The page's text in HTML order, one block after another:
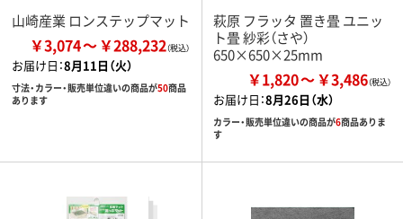
山崎産業 ロンステップマット
￥3,074 ￥288,232
お届け日：8月11日（火）
寸法・カラー・販売単位違いの商品が50商品
あります
萩原 フラッタ 置き畳 ユニッ
ト畳 紗彩（さや）
650×650×25mm
￥1,820 ￥3,486
お届け日：8月26日（水）
カラー・販売単位違いの商品が6商品ありま
す